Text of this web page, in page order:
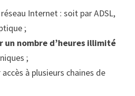
Internet : soit par ADSL,
;
un nombre d’heures illimité
;
à plusieurs chaines de